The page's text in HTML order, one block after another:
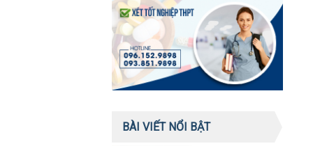
BÀI VIẾT NỔI BẬT